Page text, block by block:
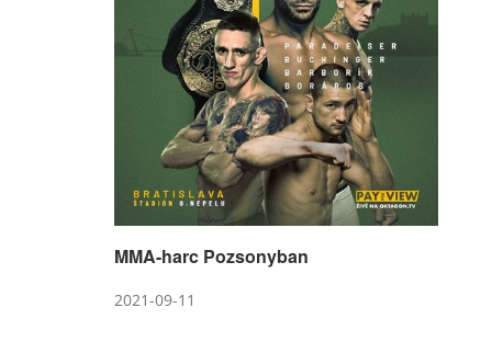
MMA-harc Pozsonyban
2021-09-11